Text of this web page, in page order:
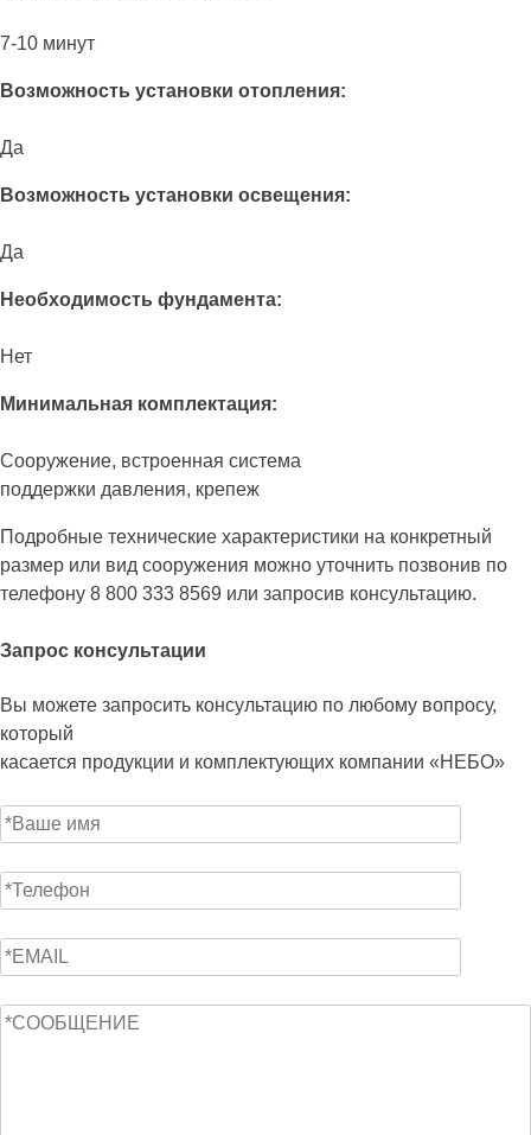
7-10 минут
Возможность установки отопления:
Да
Возможность установки освещения:
Да
Необходимость фундамента:
Нет
Минимальная комплектация:
Сооружение, встроенная система
поддержки давления, крепеж
Подробные технические характеристики на конкретный
размер или вид сооружения можно уточнить позвонив по
телефону 8 800 333 8569 или запросив консультацию.
Запрос консультации
Вы можете запросить консультацию по любому вопросу,
который
касается продукции и комплектующих компании «НЕБО»